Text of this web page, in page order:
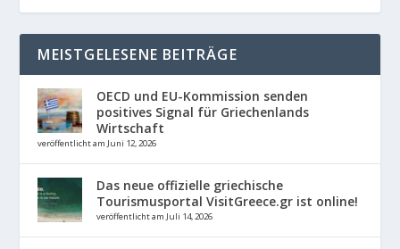
MEISTGELESENE BEITRÄGE
OECD und EU-Kommission senden
positives Signal für Griechenlands
Wirtschaft
veröffentlicht am Juni 12, 2026
Das neue offizielle griechische
Tourismusportal VisitGreece.gr ist online!
veröffentlicht am Juli 14, 2026